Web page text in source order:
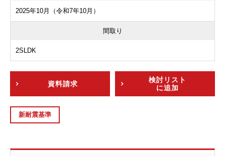
2025年10月（令和7年10月）
間取り
2SLDK
資料請求
検討リスト
に追加
新耐震基準